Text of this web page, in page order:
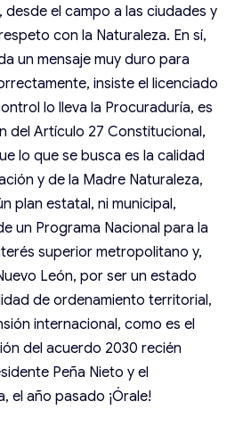
el campo a las ciudades y
con la Naturaleza. En sí,
un mensaje muy duro para
insiste el licenciado
lo lleva la Procuraduría, es
del Artículo 27 Constitucional,
lo que se busca es la calidad
y de la Madre Naturaleza,
plan estatal, ni municipal,
un Programa Nacional para la
superior metropolitano y,
León, por ser un estado
de ordenamiento territorial,
internacional, como es el
del acuerdo 2030 recién
Peña Nieto y el
el año pasado ¡Órale!